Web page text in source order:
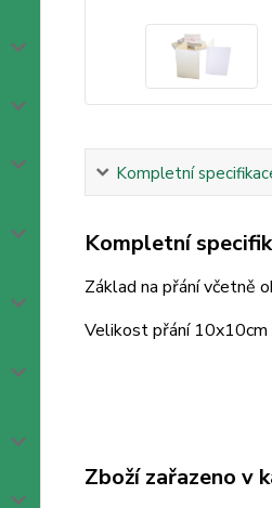
Kompletní
Kompletní
Základ na přání včetně
Velikost přání
Zboží zařazeno v